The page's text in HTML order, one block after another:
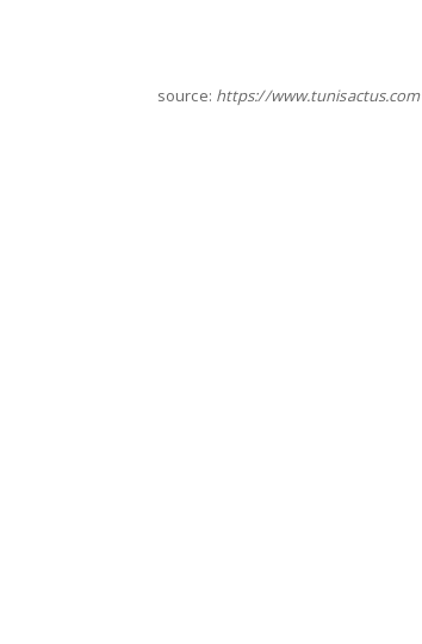
source: https://www.tunisactus.com